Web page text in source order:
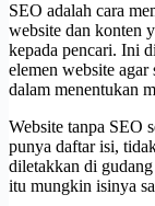
SEO adalah cara
website dan konten
kepada pencari. Ini
elemen website
dalam menentukan
Website tanpa SEO
punya daftar isi,
diletakkan di
itu mungkin isinya